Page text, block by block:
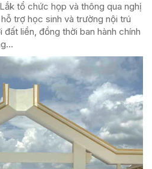
tổ chức họp và thông qua nghị
trợ học sinh và trường nội trú
liền, đồng thời ban hành chính